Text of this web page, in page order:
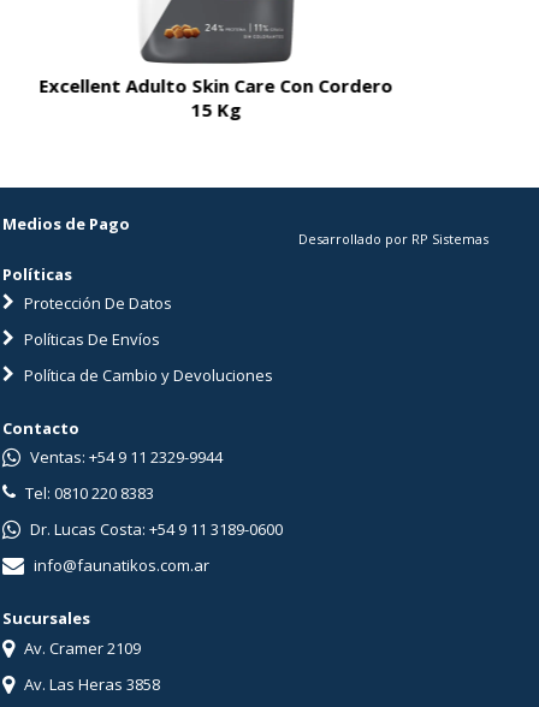
Excellent Adulto Skin Care Con Cordero
15 Kg
Medios de Pago
Políticas
Protección De Datos
Políticas De Envíos
Política de Cambio y Devoluciones
Desarrollado por RP Sistemas
Contacto
Ventas: +54 9 11 2329-9944
Tel: 0810 220 8383
Dr. Lucas Costa: +54 9 11 3189-0600
info@faunatikos.com.ar
Sucursales
Av. Cramer 2109
Av. Las Heras 3858